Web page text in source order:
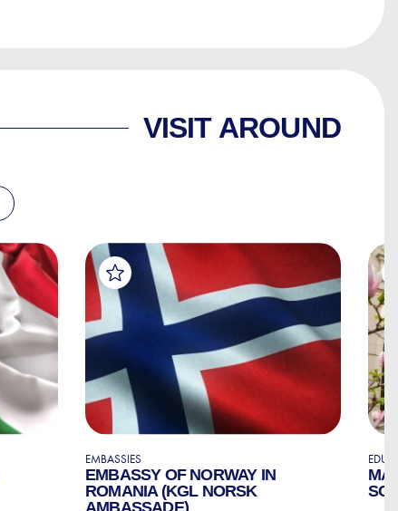
VISIT AROUND
EMBASSIES
EMBASSY OF NORWAY IN
ROMANIA (KGL NORSK
AMBASSADE)